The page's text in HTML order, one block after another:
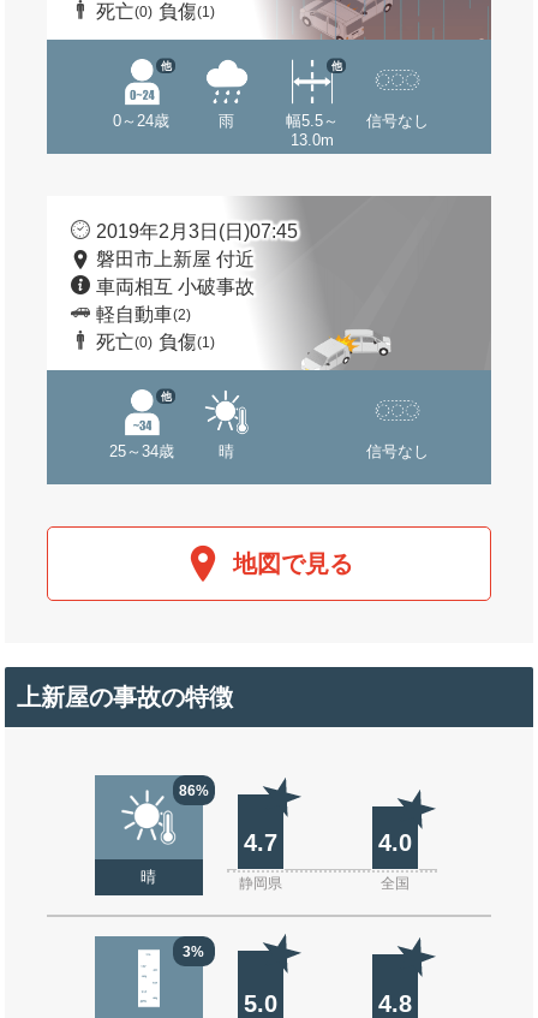
死亡(0) 負傷(1)
0～24歳
他
雨
幅5.5～
13.0m
他
信号なし
2019年2月3日(日)07:45
磐田市上新屋 付近
車両相互 小破事故
軽自動車(2)
死亡(0) 負傷(1)
25～34歳
他
晴 信号なし
地図で見る
上新屋の事故の特徴
86%
晴
4.7 4.0
静岡県 全国
3%
5.0 4.8